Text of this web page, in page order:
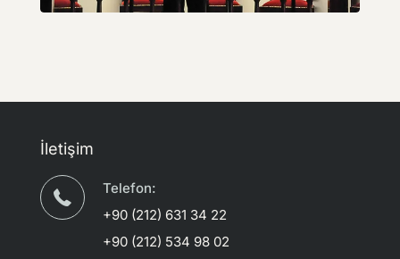
İletişim
Telefon:
+90 (212) 631 34 22
+90 (212) 534 98 02